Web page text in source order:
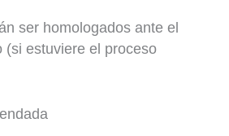
ser homologados ante el
(si estuviere el proceso